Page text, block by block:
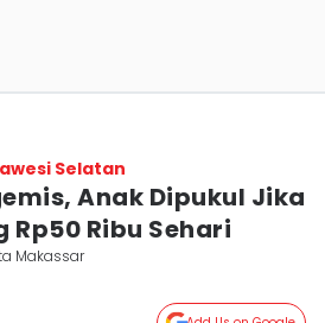
Selatan
Anak Dipukul Jika
Rp50 Ribu Sehari
Makassar